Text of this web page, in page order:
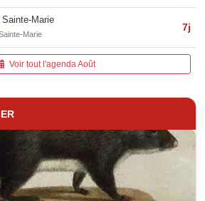
Marie
Marie
7j
Voir tout l'agenda Août